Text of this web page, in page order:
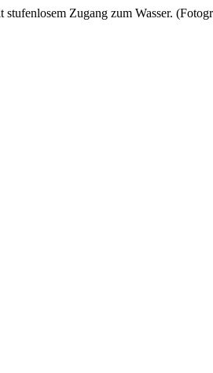
stufenlosem Zugang zum Wasser.